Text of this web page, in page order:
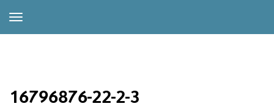
16796876-22-2-3